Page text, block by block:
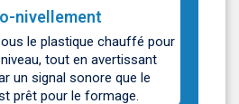
nivellement
le plastique chauffé pour
tout en avertissant
un signal sonore que le
prêt pour le formage.